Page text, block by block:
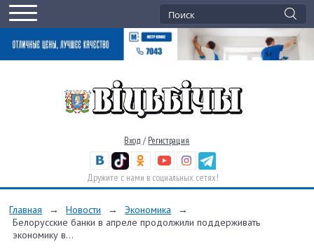
Вход / Регистрация
Дружите с нами в социальных сетях!
Главная → Новости → Экономика
→
Белорусские банки в апреле продолжили поддерживать
экономику в...